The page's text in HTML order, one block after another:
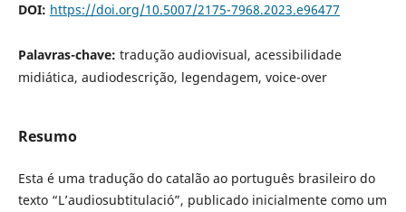
DOI: https://doi.org/10.5007/2175-7968.2023.e96477
Palavras-chave: tradução audiovisual, acessibilidade
midiática, audiodescrição, legendagem, voice-over
Resumo
Esta é uma tradução do catalão ao português brasileiro do
texto “L’audiosubtitulació”, publicado inicialmente como um